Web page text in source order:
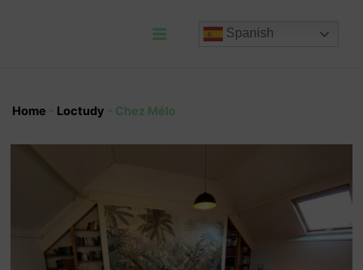
Spanish
Home - Loctudy - Chez Mélo